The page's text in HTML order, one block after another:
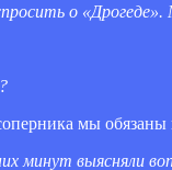
о
мы обязаны
минут выясняли